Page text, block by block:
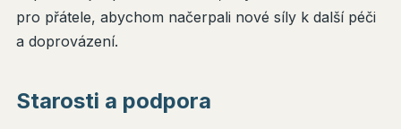
pro přátele, abychom načerpali nové síly k další péči
a doprovázení.
Starosti a podpora